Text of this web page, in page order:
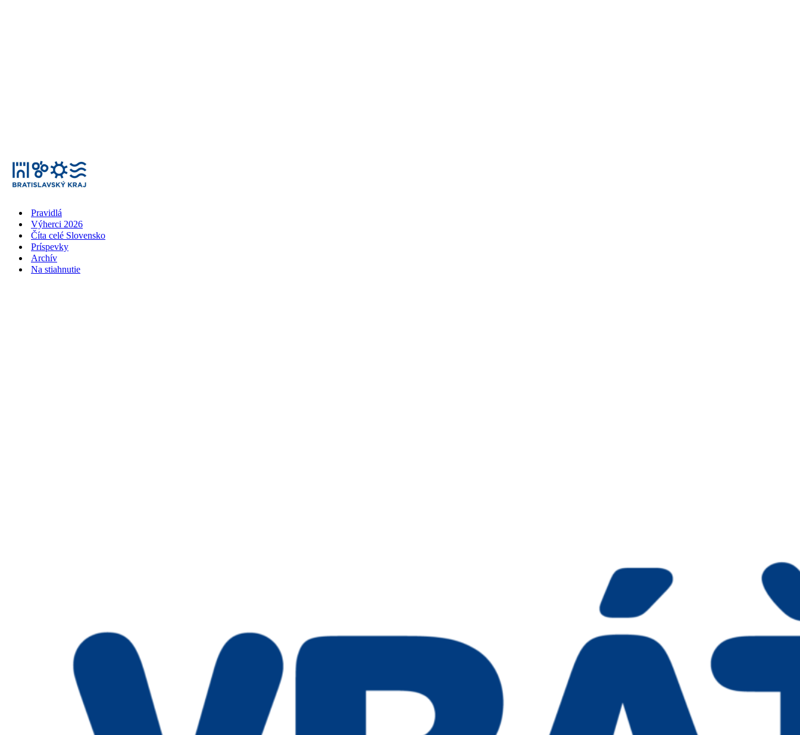
Pravidlá
Výherci 2026
Číta celé Slovensko
Príspevky
Archív
Na stiahnutie